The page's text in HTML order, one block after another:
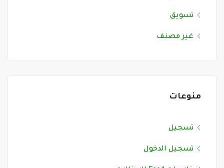
تسويق
غير مصنف
منوعات
تسجيل
تسجيل الدخول